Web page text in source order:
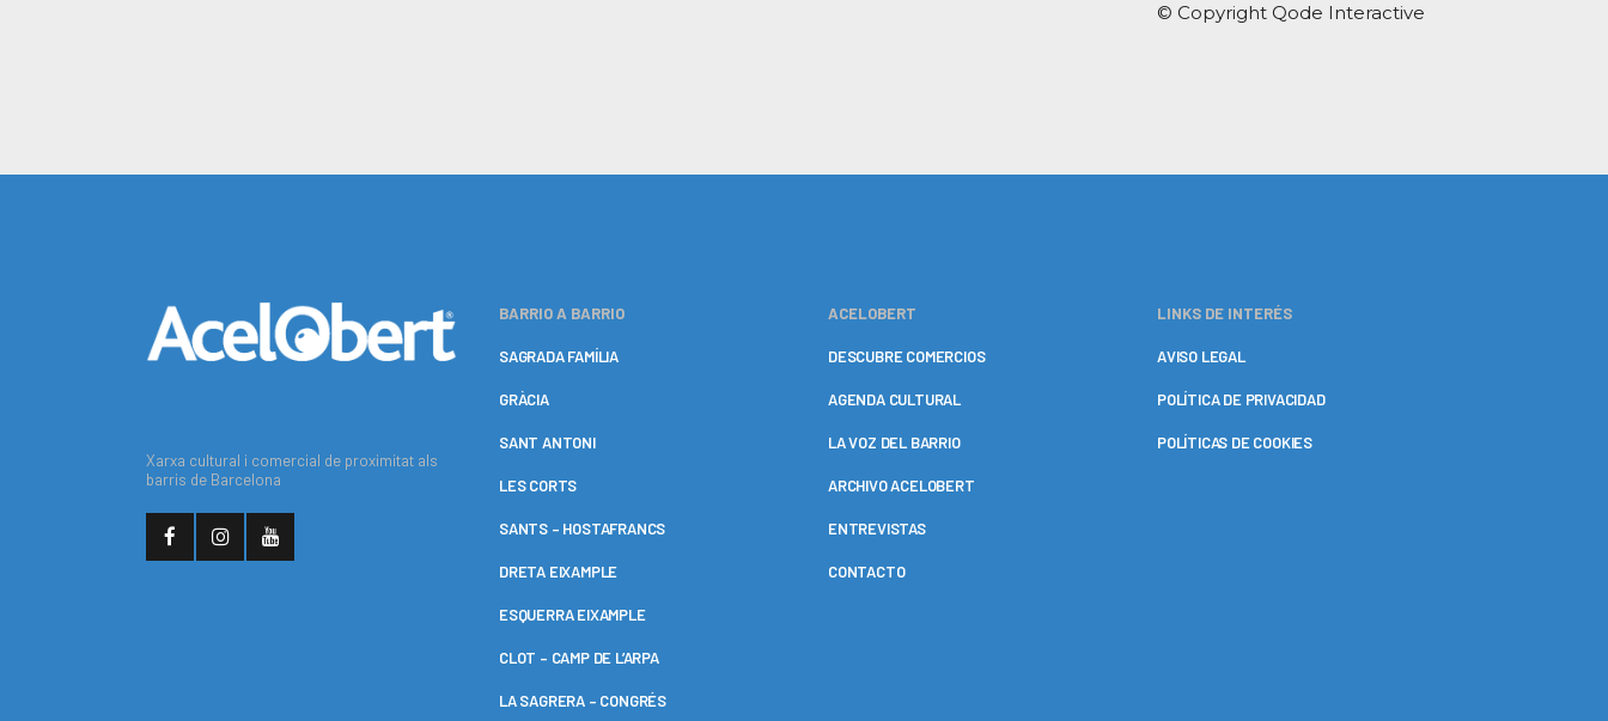
© Copyright Qode Interactive
Xarxa cultural i comercial de proximitat als
barris de Barcelona
BARRIO A BARRIO
SAGRADA FAMÍLIA
GRÀCIA
SANT ANTONI
LES CORTS
SANTS – HOSTAFRANCS
DRETA EIXAMPLE
ESQUERRA EIXAMPLE
CLOT – CAMP DE L’ARPA
LA SAGRERA – CONGRÉS
ACELOBERT
DESCUBRE COMERCIOS
AGENDA CULTURAL
LA VOZ DEL BARRIO
ARCHIVO ACELOBERT
ENTREVISTAS
CONTACTO
LINKS DE INTERÉS
AVISO LEGAL
POLÍTICA DE PRIVACIDAD
POLÍTICAS DE COOKIES